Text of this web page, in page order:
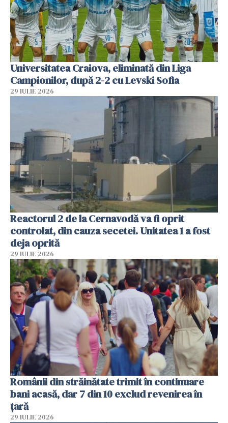
Universitatea Craiova, eliminată din Liga
Campionilor, după 2-2 cu Levski Sofia
29 IULIE 2026
Reactorul 2 de la Cernavodă va fi oprit
controlat, din cauza secetei. Unitatea 1 a fost
deja oprită
29 IULIE 2026
Românii din străinătate trimit în continuare
bani acasă, dar 7 din 10 exclud revenirea în
țară
29 IULIE 2026